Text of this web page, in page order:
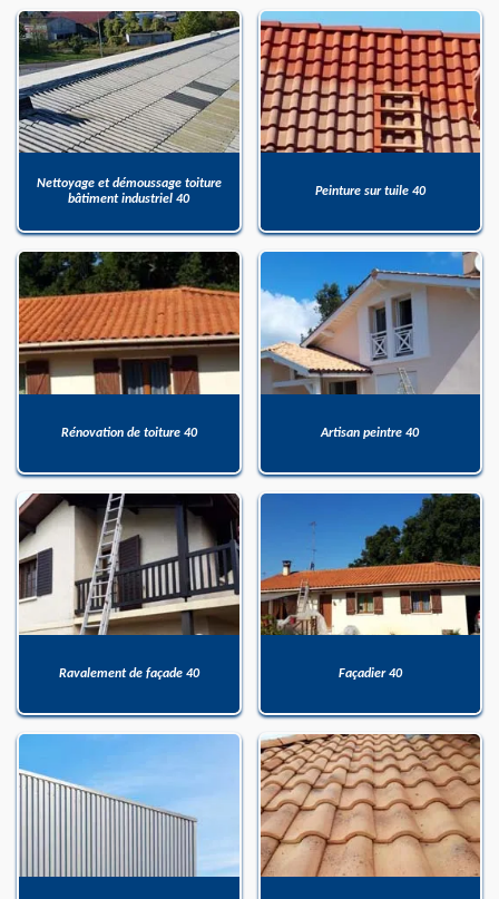
Nettoyage et démoussage toiture
bâtiment industriel 40
Peinture sur tuile 40
Rénovation de toiture 40 Artisan peintre 40
Ravalement de façade 40 Façadier 40